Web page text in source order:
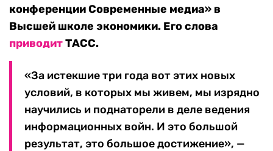
конференции Современные медиа» в
Высшей школе экономики. Его слова
приводитТАСС.
«За истекшие три года вот этих новых
условий, в которых мы живем, мы изрядно
научились и поднаторели в деле ведения
информационных войн. И это большой
результат, это большое достижение», —